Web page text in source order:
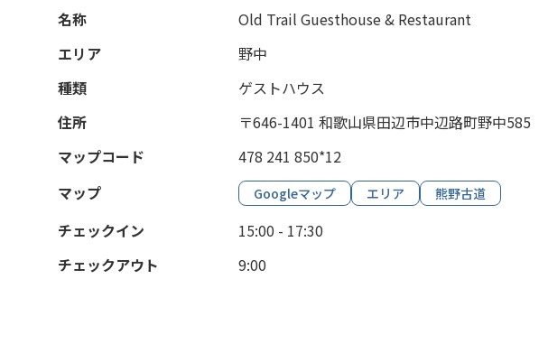
名称
Old Trail Guesthouse & Restaurant
エリア
野中
種類
ゲストハウス
住所
〒646-1401 和歌山県田辺市中辺路町野中585
マップコード
478 241 850*12
マップ
Googleマップ エリア 熊野古道
チェックイン
15:00 - 17:30
チェックアウト
9:00